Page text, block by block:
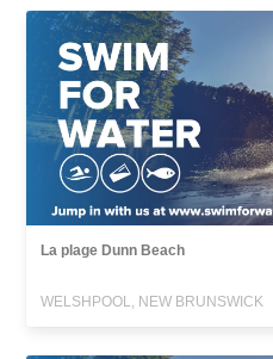
La plage Dunn Beach
WELSHPOOL, NEW BRUNSWICK